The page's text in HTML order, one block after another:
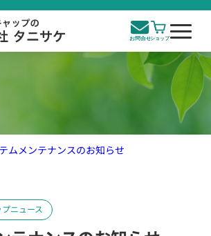
ムメンテナンスのお知らせ
ニュース